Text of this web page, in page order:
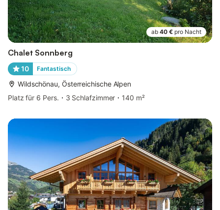
ab 40 € pro Nacht
Chalet Sonnberg
10 Fantastisch
Wildschönau, Österreichische Alpen
Platz für 6 Pers.
3 Schlafzimmer 140 m²